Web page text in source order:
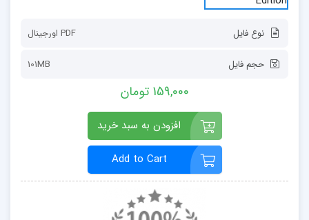
نوع فایل PDF اورجينال
حجم فایل 101MB
159,000 تومان
افزودن به سبد خرید
Add to Cart